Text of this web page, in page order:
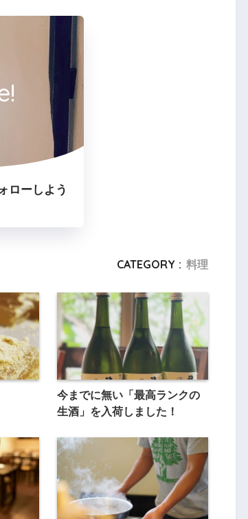
ローしよう
CATEGORY : 料理
今までに無い「最高ランクの
生酒」を入荷しました！